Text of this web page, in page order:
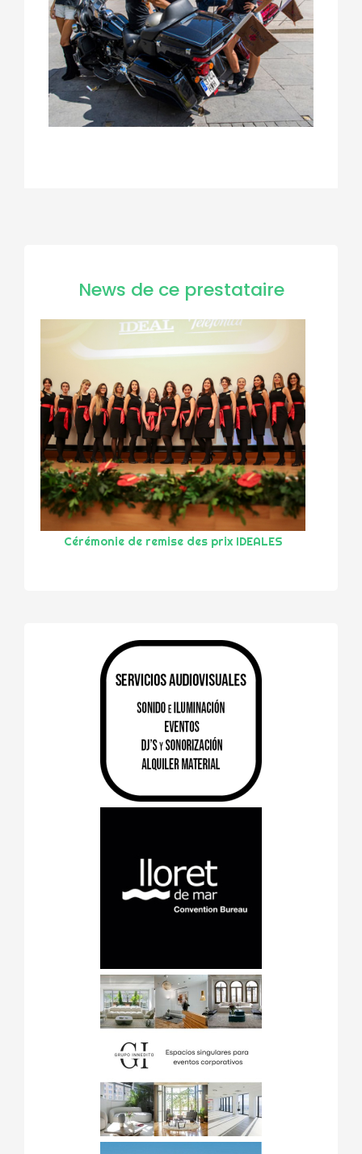
News de ce prestataire
Cérémonie de remise des prix IDEALES